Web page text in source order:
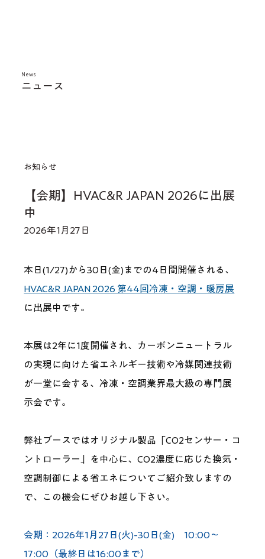
​ニュース
News
お知らせ
【会期】HVAC&R JAPAN 2026に出展
中
2026年1月27日
本日(1/27)から30日(金)までの4日間開催される、
HVAC&R JAPAN 2026 第44回冷凍・空調・暖房展
に出展中です。
本展は2年に1度開催され、カーボンニュートラル
の実現に向けた省エネルギー技術や冷媒関連技術
が一堂に会する、冷凍・空調業界最大級の専門展
示会です。
弊社ブースではオリジナル製品「CO2センサー・コ
ントローラー」を中心に、CO2濃度に応じた換気・
空調制御による省エネについてご紹介致しますの
で、この機会にぜひお越し下さい。
会期：2026年1月27日(火)-30日(金)　10:00～
17:00（最終日は16:00まで）